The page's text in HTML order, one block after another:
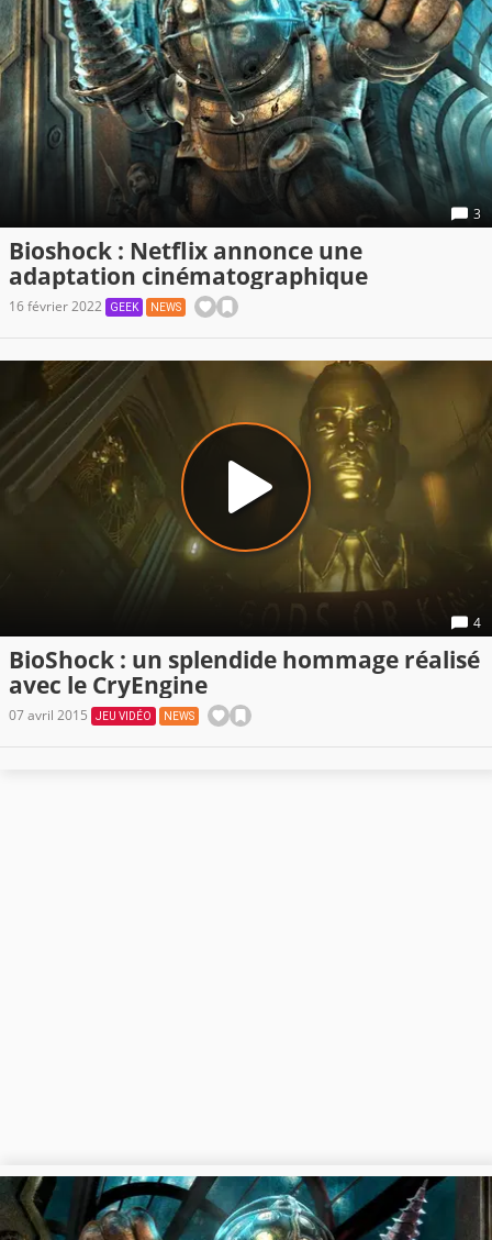
3
Bioshock : Netflix annonce une
adaptation cinématographique
16 février 2022 GEEK NEWS
4
BioShock : un splendide hommage réalisé
avec le CryEngine
07 avril 2015 JEU VIDÉO NEWS